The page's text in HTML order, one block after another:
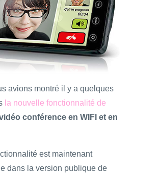
avions montré il y a quelques
la nouvelle fonctionnalité de
conférence en WIFI et en
est maintenant
dans la version publique de